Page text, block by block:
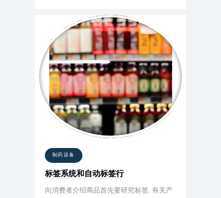
制药设备
标签系统和自动标签行
向消费者介绍商品首先要研究标签. 有关产